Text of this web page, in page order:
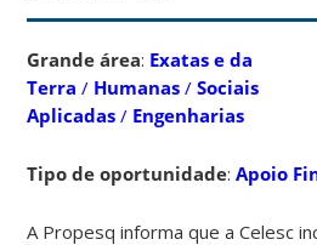
Grande área: Exatas e da
Terra / Humanas /Sociais
Aplicadas / Engenharias
Tipo de oportunidade:Apoio
A Propesq informa que a Celesc